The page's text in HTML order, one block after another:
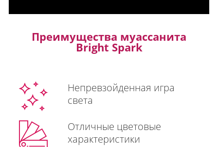
Преимущества муассанита
Bright Spark
Непревзойденная игра
света
Отличные цветовые
характеристики